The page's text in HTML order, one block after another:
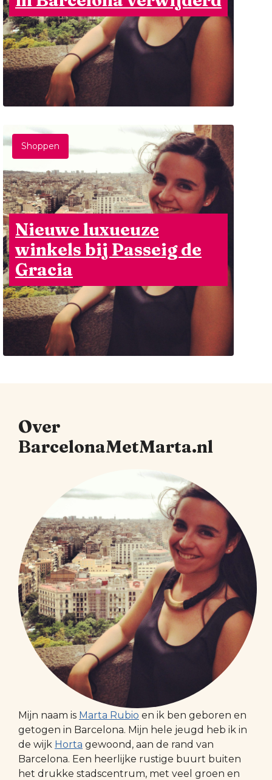
Shoppen
Nieuwe luxueuze
winkels bij Passeig de
Gracia
Over
BarcelonaMetMarta.nl
Mijn naam is Marta Rubio en ik ben geboren en
getogen in Barcelona. Mijn hele jeugd heb ik in
de wijk Horta gewoond, aan de rand van
Barcelona. Een heerlijke rustige buurt buiten
het drukke stadscentrum, met veel groen en